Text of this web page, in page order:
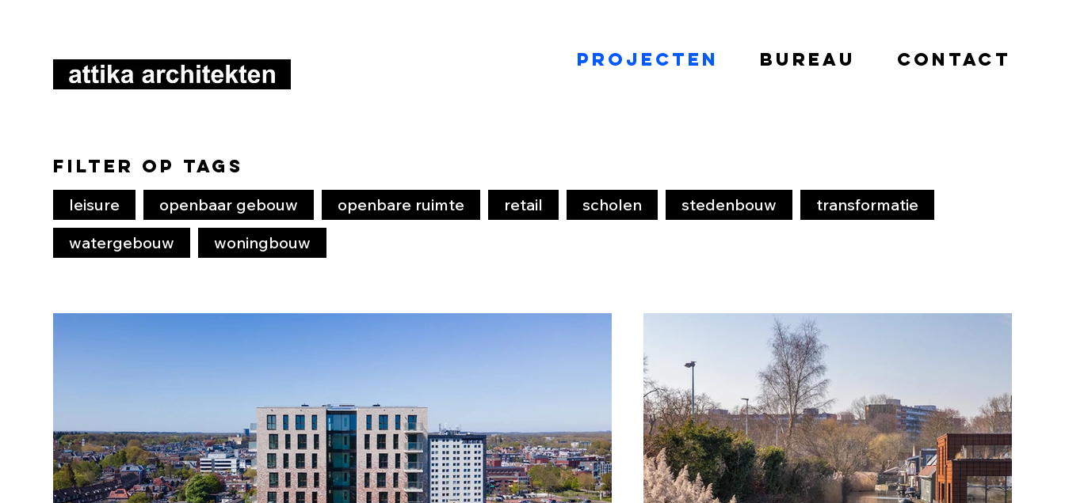
projecten bureau contact
Filter op Tags
leisure openbaar gebouw openbare ruimte retail scholen stedenbouw
transformatie
watergebouw
woningbouw